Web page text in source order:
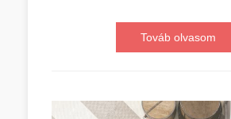
Továb olvasom